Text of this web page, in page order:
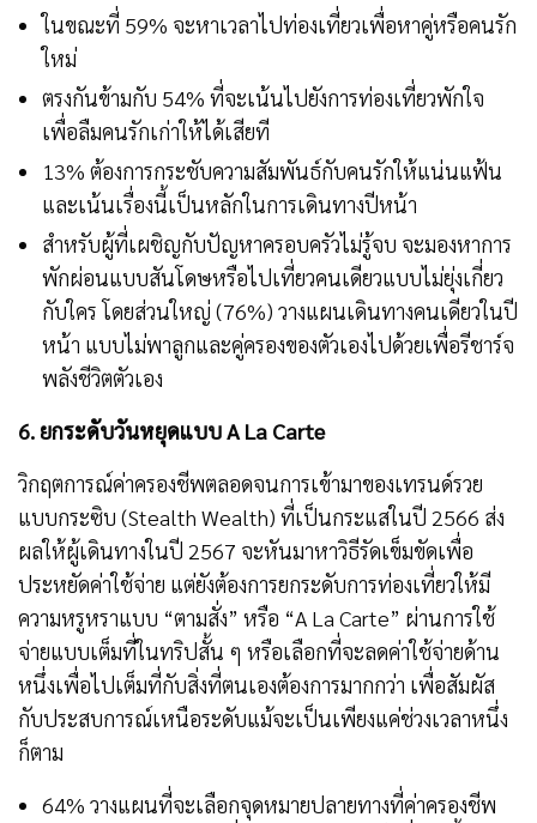
ในขณะที่ 59% จะหาเวลาไปท่องเที่ยวเพื่อหาคู่หรือคนรัก
ใหม่
ตรงกันข้ามกับ 54% ที่จะเน้นไปยังการท่องเที่ยวพักใจ
เพื่อลืมคนรักเก่าให้ได้เสียที
13% ต้องการกระชับความสัมพันธ์กับคนรักให้แน่นแฟ้น
และเน้นเรื่องนี้เป็นหลักในการเดินทางปีหน้า
สำหรับผู้ที่เผชิญกับปัญหาครอบครัวไม่รู้จบ จะมองหาการ
พักผ่อนแบบสันโดษหรือไปเที่ยวคนเดียวแบบไม่ยุ่งเกี่ยว
กับใคร โดยส่วนใหญ่ (76%) วางแผนเดินทางคนเดียวในปี
หน้า แบบไม่พาลูกและคู่ครองของตัวเองไปด้วยเพื่อรีชาร์จ
พลังชีวิตตัวเอง
6. ยกระดับวันหยุดแบบ A La Carte
วิกฤตการณ์ค่าครองชีพตลอดจนการเข้ามาของเทรนด์รวย
แบบกระซิบ (Stealth Wealth) ที่เป็นกระแสในปี 2566 ส่ง
ผลให้ผู้เดินทางในปี 2567 จะหันมาหาวิธีรัดเข็มขัดเพื่อ
ประหยัดค่าใช้จ่าย แต่ยังต้องการยกระดับการท่องเที่ยวให้มี
ความหรูหราแบบ “ตามสั่ง” หรือ “A La Carte” ผ่านการใช้
จ่ายแบบเต็มที่ในทริปสั้น ๆ หรือเลือกที่จะลดค่าใช้จ่ายด้าน
หนึ่งเพื่อไปเต็มที่กับสิ่งที่ตนเองต้องการมากกว่า เพื่อสัมผัส
กับประสบการณ์เหนือระดับแม้จะเป็นเพียงแค่ช่วงเวลาหนึ่ง
ก็ตาม
64% วางแผนที่จะเลือกจุดหมายปลายทางที่ค่าครองชีพ